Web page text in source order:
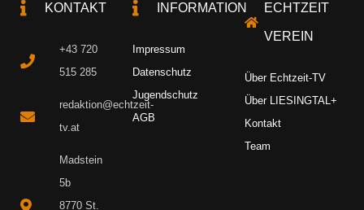
KONTAKT
+43 720
515 285
redaktion@echtzeit-
tv.at
Madstein
5b
8770 St.
INFORMATION
Impressum
Datenschutz
Jugendschutz
AGB
ECHTZEIT
VEREIN
Über Echtzeit-TV
Über LIESINGTAL+
Kontakt
Team